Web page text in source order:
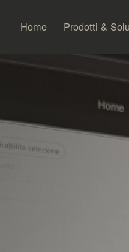
Home Prodotti &